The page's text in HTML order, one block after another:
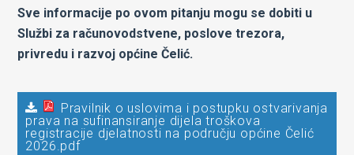
Sve informacije po ovom pitanju mogu se dobiti u
Službi za računovodstvene, poslove trezora,
privredu i razvoj općine Čelić.
Pravilnik o uslovima i postupku ostvarivanja
prava na sufinansiranje dijela troškova
registracije djelatnosti na području općine Čelić
2026.pdf